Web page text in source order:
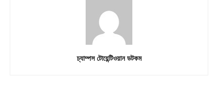
Download PhotoCard
চ্যাম্পস টোয়েন্টিওয়ান ডটকম